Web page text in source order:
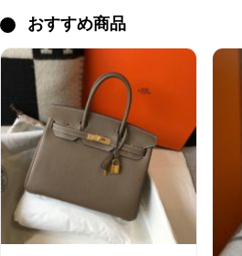
おすすめ商品